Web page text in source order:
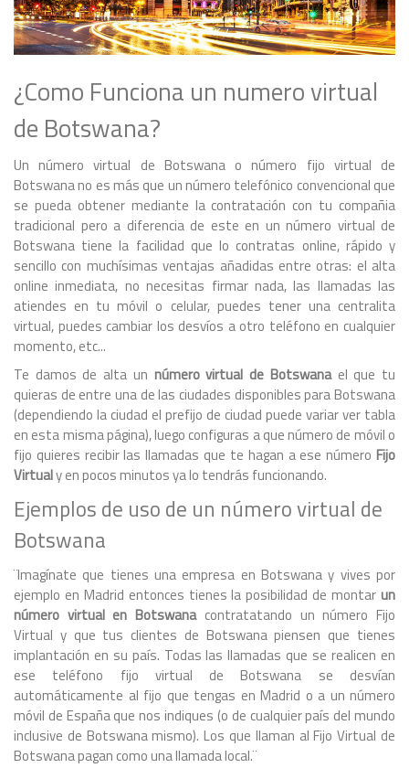
¿Como Funciona un numero virtual
de Botswana?
Un número virtual de Botswana o número fijo virtual de
Botswana no es más que un número telefónico convencional que
se pueda obtener mediante la contratación con tu compañia
tradicional pero a diferencia de este en un número virtual de
Botswana tiene la facilidad que lo contratas online, rápido y
sencillo con muchísimas ventajas añadidas entre otras: el alta
online inmediata, no necesitas firmar nada, las llamadas las
atiendes en tu móvil o celular, puedes tener una centralita
virtual, puedes cambiar los desvíos a otro teléfono en cualquier
momento, etc...
Te damos de alta un número virtual de Botswanael que tu
quieras de entre una de las ciudades disponibles para Botswana
(dependiendo la ciudad el prefijo de ciudad puede variar ver tabla
en esta misma página), luego configuras a que número de móvil o
fijo quieres recibir las llamadas que te hagan a ese número Fijo
Virtualy en pocos minutos ya lo tendrás funcionando.
Ejemplos de uso de un número virtual de
Botswana
¨Imagínate que tienes una empresa en Botswana y vives por
ejemplo en Madrid entonces tienes la posibilidad de montar un
número virtual en Botswanacontratatando un número Fijo
Virtual y que tus clientes de Botswana piensen que tienes
implantación en su país. Todas las llamadas que se realicen en
ese teléfono fijo virtual de Botswana se desvían
automáticamente al fijo que tengas en Madrid o a un número
móvil de España que nos indiques (o de cualquier país del mundo
inclusive de Botswana mismo). Los que llaman al Fijo Virtual de
Botswana pagan como una llamada local.¨